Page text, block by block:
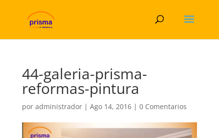
44-galeria-prisma-
reformas-pintura
por administrador| Ago 14, 2016| 0 Comentarios